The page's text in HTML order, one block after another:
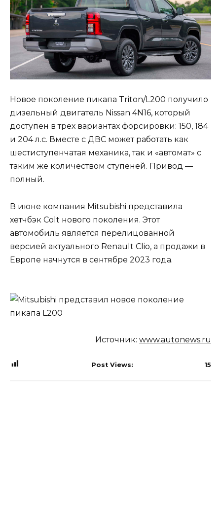
Новое поколение пикапа Triton/L200 получило
дизельный двигатель Nissan 4N16, который
доступен в трех вариантах форсировки: 150, 184
и 204 л.с. Вместе с ДВС может работать как
шестиступенчатая механика, так и «автомат» с
таким же количеством ступеней. Привод —
полный.
В июне компания Mitsubishi представила
хетчбэк Colt нового поколения. Этот
автомобиль является перелицованной
версией актуального Renault Clio, а продажи в
Европе начнутся в сентябре 2023 года.
Источник: www.autonews.ru
Post Views: 15